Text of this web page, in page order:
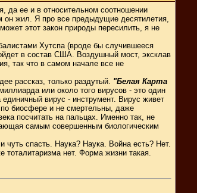
да ее и в относительном соотношении
он жил. Я про все предыдущие десятилетия,
этот закон природы пересилить, я не
Хутспа (вроде бы случившееся
в состав США. Воздушный мост, эксклав
так что в самом начале все не
рассказ, только раздутый. "Белая Карта
или около того вирусов - это один
вирус - инструмент. Вирус живет
биосфере и не смертельны, даже
посчитать на пальцах. Именно так, не
самым совершенным биологическим
чуть спасть. Наука? Наука. Война есть? Нет.
тоталитаризма нет. Форма жизни такая.